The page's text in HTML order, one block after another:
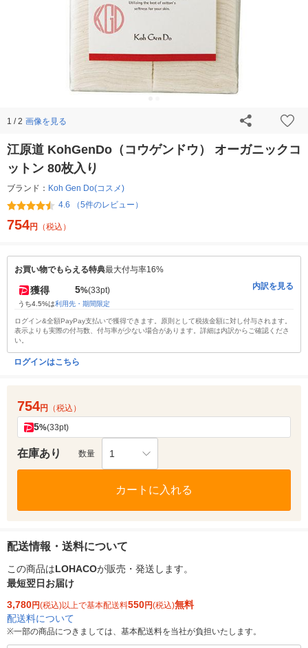
1 / 2 画像を見る
江原道 KohGenDo（コウゲンドウ） オーガニックコ
ットン 80枚入り
ブランド： Koh Gen Do(コスメ)
4.6 （5件のレビュー）
754円 （税込）
お買い物でもらえる特典最大付与率16%
獲得 5%(33pt)
うち4.5%は利用先・期間限定
内訳を見る
ログイン&全額PayPay支払いで獲得できます。原則として税抜金額に対し付与されます。
表示よりも実際の付与数、付与率が少ない場合があります。詳細は内訳からご確認くださ
い。
ログインはこちら
754円 （税込）
5%(33pt)
在庫あり 数量 1
カートに入れる
配送情報・送料について
この商品はLOHACOが販売・発送します。
最短翌日お届け
3,780円(税込)以上で基本配送料550円(税込)無料
配送料について
※一部の商品につきましては、基本配送料を当社が負担いたします。